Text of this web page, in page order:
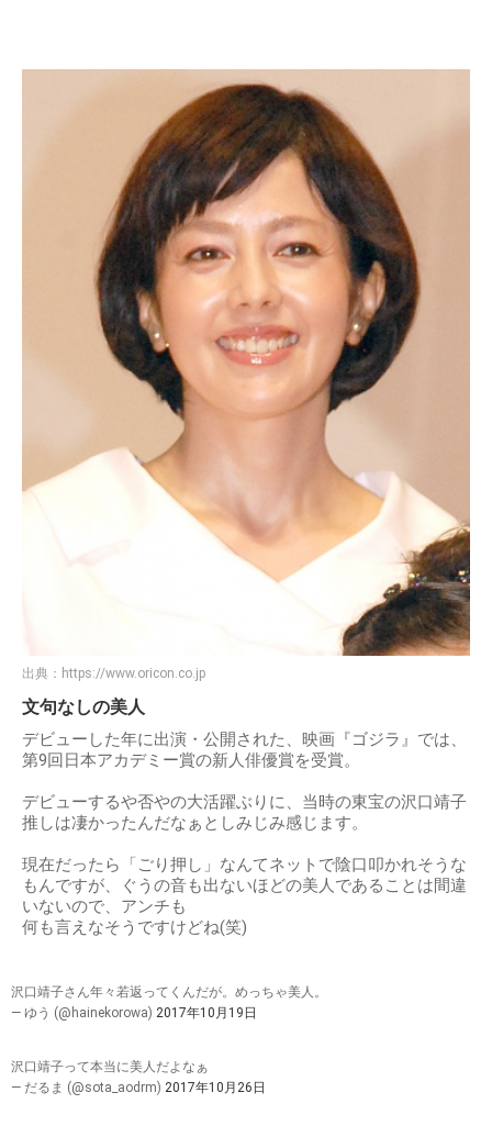
出典： https://www.oricon.co.jp
文句なしの美人
デビューした年に出演・公開された、映画『ゴジラ』では、
第9回日本アカデミー賞の新人俳優賞を受賞。
デビューするや否やの大活躍ぶりに、当時の東宝の沢口靖子
推しは凄かったんだなぁとしみじみ感じます。
現在だったら「ごり押し」なんてネットで陰口叩かれそうな
もんですが、ぐうの音も出ないほどの美人であることは間違
いないので、アンチも
何も言えなそうですけどね(笑)
沢口靖子さん年々若返ってくんだが。めっちゃ美人。
— ゆう (@hainekorowa) 2017年10月19日
沢口靖子って本当に美人だよなぁ
— だるま (@sota_aodrm) 2017年10月26日